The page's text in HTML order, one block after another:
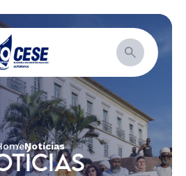
Notícias